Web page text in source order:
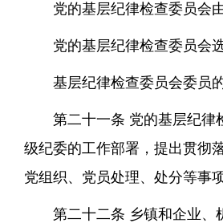
党的基层纪律检查委员会
党的基层纪律检查委员会
基层纪律检查委员会委员
第二十一条 党的基层纪律
级纪委的工作部署，提出贯彻
党组织、党员处理、处分等事项
第二十二条 乡镇和企业、